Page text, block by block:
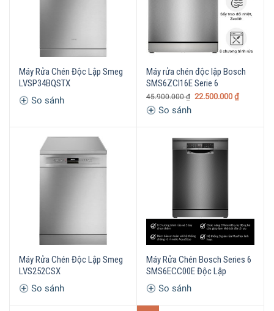
Máy Rửa Chén Độc Lập Smeg
LVSP34BQSTX
So sánh
Máy rửa chén độc lập Bosch
SMS6ZCI16E Serie 6
45.900.000₫ 22.500.000 ₫
So sánh
Máy Rửa Chén Độc Lập Smeg
LVS252CSX
So sánh
Máy Rửa Chén Bosch Series 6
SMS6ECC00E Độc Lập
So sánh